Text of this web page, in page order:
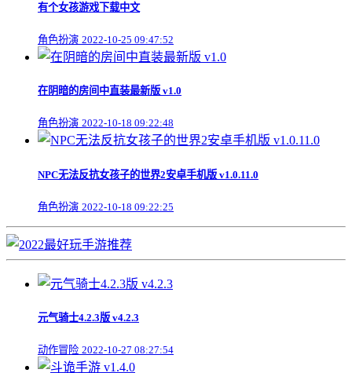
有个女孩游戏下载中文
角色扮演 2022-10-25 09:47:52
在阴暗的房间中直装最新版 v1.0
角色扮演 2022-10-18 09:22:48
NPC无法反抗女孩子的世界2安卓手机版 v1.0.11.0
角色扮演 2022-10-18 09:22:25
元气骑士4.2.3版 v4.2.3
动作冒险 2022-10-27 08:27:54